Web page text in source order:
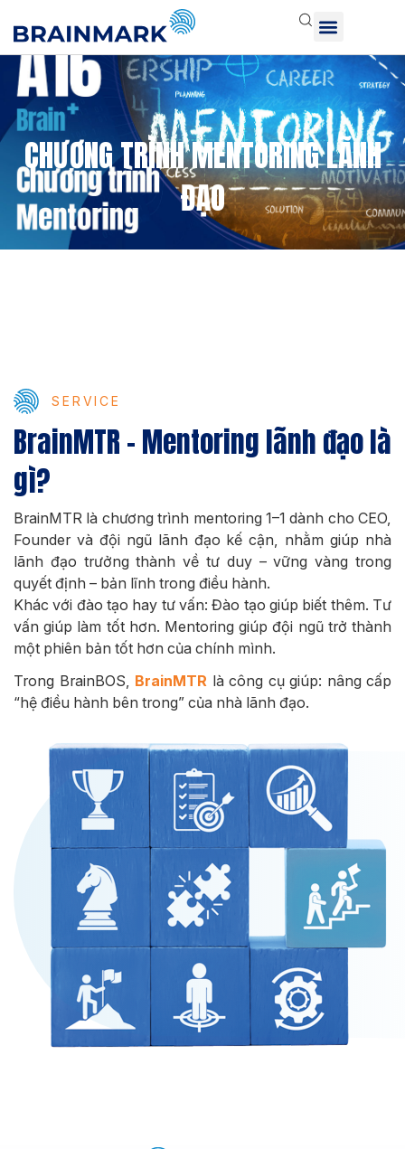
CHƯƠNG TRÌNH MENTORING LÃNH
ĐẠO
SERVICE
BrainMTR – Mentoring lãnh đạo là
gì?
BrainMTR là chương trình mentoring 1–1 dành cho CEO,
Founder và đội ngũ lãnh đạo kế cận, nhằm giúp nhà
lãnh đạo trưởng thành về tư duy – vững vàng trong
quyết định – bản lĩnh trong điều hành.
Khác với đào tạo hay tư vấn: Đào tạo giúp biết thêm. Tư
vấn giúp làm tốt hơn. Mentoring giúp đội ngũ trở thành
một phiên bản tốt hơn của chính mình.
Trong BrainBOS, BrainMTR là công cụ giúp: nâng cấp
“hệ điều hành bên trong” của nhà lãnh đạo.